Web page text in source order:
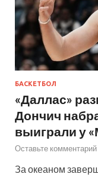
БАСКЕТБОЛ
«Даллас»
Дончич
выиграли у
Оставьте комментарий
За океаном